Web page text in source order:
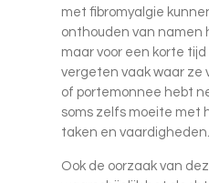
met fibromyalgie
onthouden van namen
maar voor een korte
vergeten vaak waar ze
of portemonnee hebt
soms zelfs moeite met
taken en vaardigheden.
Ook de oorzaak van